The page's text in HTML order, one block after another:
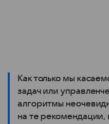
Как только мы
задач или
алгоритмы
на те рекомендации,